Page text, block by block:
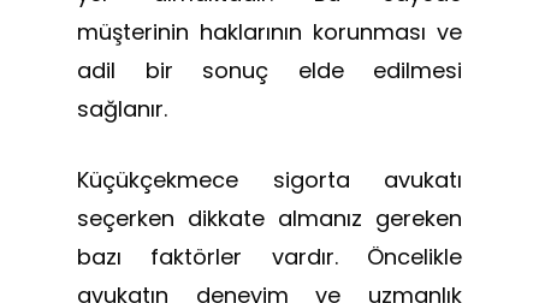
müşterinin haklarının korunması ve
adil bir sonuç elde edilmesi
sağlanır.
Küçükçekmece sigorta avukatı
seçerken dikkate almanız gereken
bazı faktörler vardır. Öncelikle
avukatın deneyim ve uzmanlık